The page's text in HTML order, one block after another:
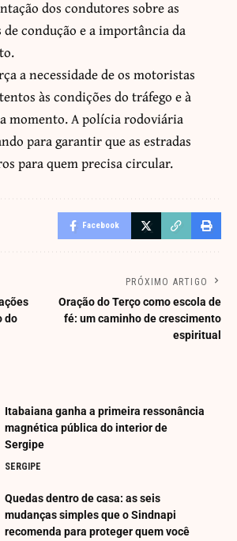
dos condutores sobre as
condução e a importância da
a necessidade de os motoristas
às condições do tráfego e à
momento. A polícia rodoviária
para garantir que as estradas
para quem precisa circular.
Facebook
do
PRÓXIMO ARTIGO
Oração do Terço como escola de
fé: um caminho de crescimento
espiritual
Itabaiana ganha a primeira ressonância
magnética pública do interior de
Sergipe
SERGIPE
Quedas dentro de casa: as seis
mudanças simples que o Sindnapi
recomenda para proteger quem você